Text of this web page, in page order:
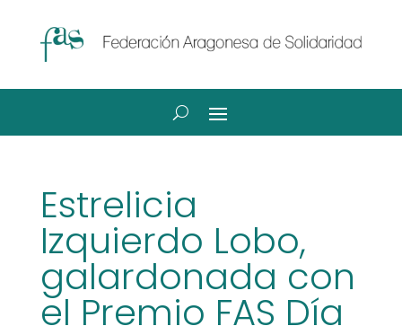
Estrelicia
Izquierdo Lobo,
galardonada con
el Premio FAS Día